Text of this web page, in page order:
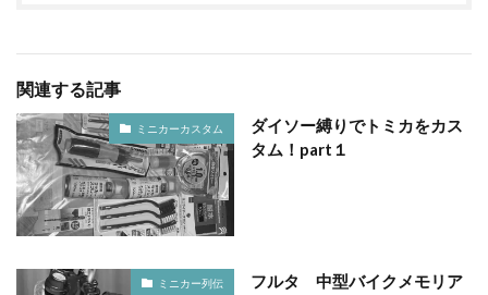
関連する記事
ミニカーカスタム
ダイソー縛りでトミカをカス
タム！part１
ミニカー列伝
フルタ 中型バイクメモリア